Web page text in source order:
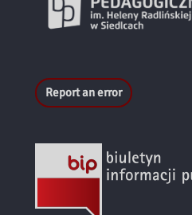
Report an error